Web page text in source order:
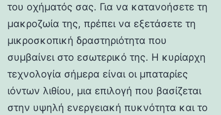
του οχήματός σας. Για να κατανοήσετε τη
μακροζωία της, πρέπει να εξετάσετε τη
μικροσκοπική δραστηριότητα που
συμβαίνει στο εσωτερικό της. Η κυρίαρχη
τεχνολογία σήμερα είναι οι μπαταρίες
ιόντων λιθίου, μια επιλογή που βασίζεται
στην υψηλή ενεργειακή πυκνότητα και το